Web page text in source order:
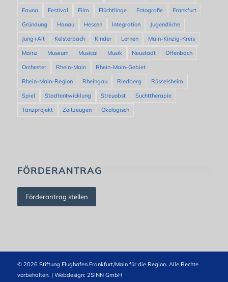
Fauna
Festival Film Flüchtlinge Fotografie
Frankfurt
Gründung
Hanau Hessen Integration
Jugendliche
Jung+Alt
Kelsterbach Kinder Lernen
Main-Kinzig-Kreis
Mainz
Museum Musical Musik Neustadt
Offenbach
Orchester
Rhein-Main
Rhein-Main-Gebiet
Rhein-Main-Region
Rheingau Riedberg
Rüsselsheim
Spiel
Stadtentwicklung Streuobst
Suchttherapie
Tanzprojekt
Zeitzeugen Ökologisch
FÖRDERANTRAG
Förderantrag stellen
© 2026 Stiftung Flughafen Frankfurt/Main für die Region. Alle Rechte
vorbehalten. | Webdesign: 2SINN GmbH